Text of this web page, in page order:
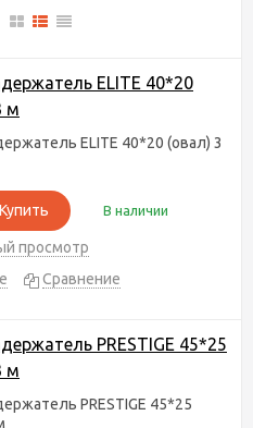
и кровельные
и спуск до ската или до
нахождение на высоте.
обеспечивают безопасный
а также позволяют не
тем самым
скольжение.
падения с большой высоты.
кровельные аксессуары не
и эстетичный внешний вид.
ELITE 40*20
м
ELITE 40*20 (овал) 3
Купить В наличии
просмотр
Сравнение
PRESTIGE 45*25
м
PRESTIGE 45*25